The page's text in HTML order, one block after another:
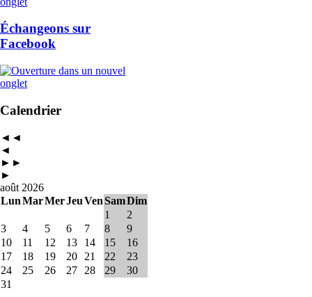
Échangeons sur
Facebook
Calendrier
◄◄
◄
►►
►
août 2026
LunMarMerJeuVenSamDim
1
2
3
4 5 6 7 8
9
10
11 12 13 14 15
16
17
18 19 20 21 22
23
24
25 26 27 28 29
30
31